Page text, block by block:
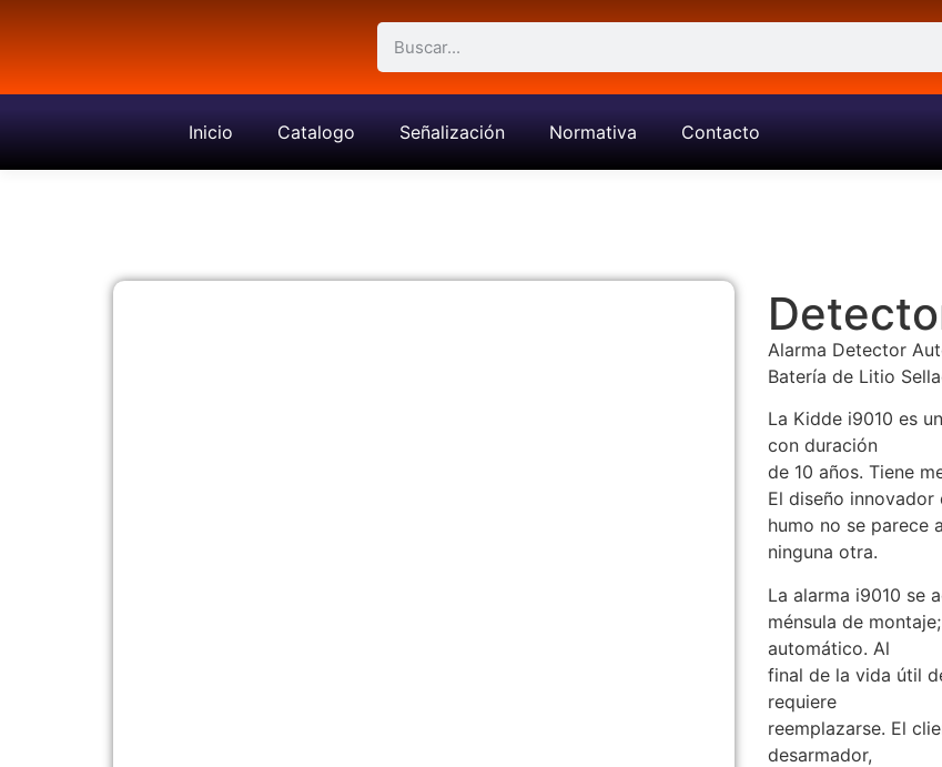
Inicio Catalogo Señalización Normativa Contacto
Alarma Detector
Batería de Litio
La Kidde i9010 es
con duración
de 10 años. Tiene
El diseño
humo no se parece
ninguna otra.
La alarma i9010 se
ménsula de
automático. Al
final de la vida útil
requiere
reemplazarse. El
desarmador,